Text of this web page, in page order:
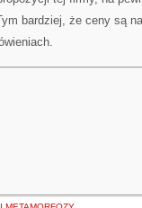
bardziej, że ceny są